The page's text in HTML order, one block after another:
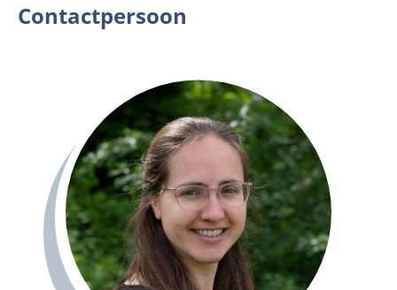
Contactpersoon